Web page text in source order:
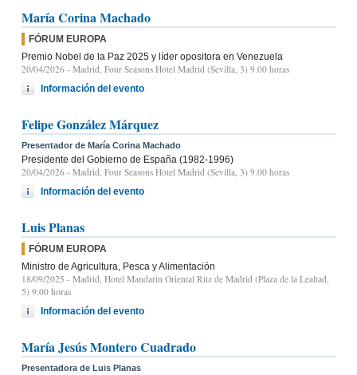
María Corina Machado
FÓRUM EUROPA
Premio Nobel de la Paz 2025 y líder opositora en Venezuela
20/04/2026 - Madrid, Four Seasons Hotel Madrid (Sevilla, 3) 9.00 horas
Información del evento
Felipe González Márquez
Presentador de María Corina Machado
Presidente del Gobierno de España (1982-1996)
20/04/2026 - Madrid, Four Seasons Hotel Madrid (Sevilla, 3) 9.00 horas
Información del evento
Luis Planas
FÓRUM EUROPA
Ministro de Agricultura, Pesca y Alimentación
18/09/2025 - Madrid, Hotel Mandarin Oriental Ritz de Madrid (Plaza de la Lealtad,
5) 9:00 horas
Información del evento
María Jesús Montero Cuadrado
Presentadora de Luis Planas